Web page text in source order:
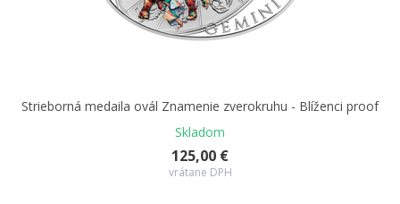
Strieborná medaila ovál Znamenie zverokruhu - Blíženci proof
Skladom
125,00 €
vrátane DPH